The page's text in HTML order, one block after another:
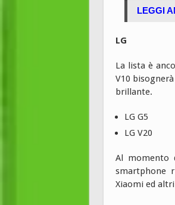
LEGGI
LG
La lista è
V10
brillante.
LG G5
LG V20
Al momento
smartphone
Xiaomi ed